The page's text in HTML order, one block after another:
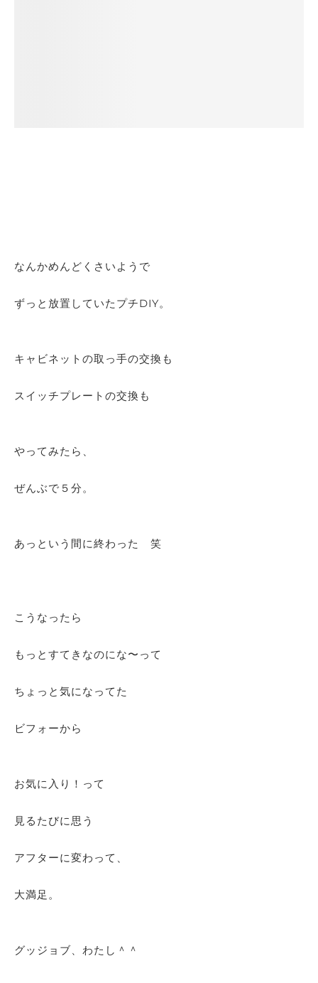
なんかめんどくさいようで
ずっと放置していたプチDIY。
キャビネットの取っ手の交換も
スイッチプレートの交換も
やってみたら、
ぜんぶで５分。
あっという間に終わった 笑
こうなったら
もっとすてきなのにな〜って
ちょっと気になってた
ビフォーから
お気に入り！って
見るたびに思う
アフターに変わって、
大満足。
グッジョブ、わたし＾＾